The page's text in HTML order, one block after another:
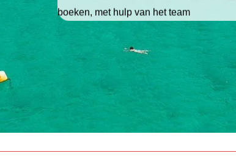
boeken, met hulp van het team